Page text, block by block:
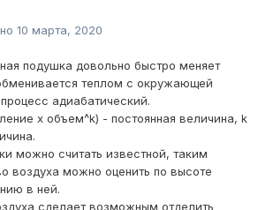
10 марта, 2020
подушка довольно быстро меняет
теплом с окружающей
адиабатический.
х объем^k) - постоянная величина, k
можно считать известной, таким
воздуха можно оценить по высоте
в ней.
сделает возможным отделить